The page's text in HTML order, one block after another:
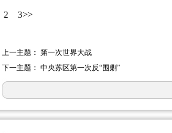
2 3>>
上一主题： 第一次世界大战
下一主题： 中央苏区第一次反“围剿”